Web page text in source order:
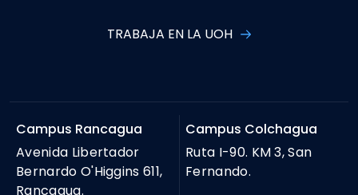
TRABAJA EN LA UOH
Campus Rancagua
Avenida Libertador
Bernardo O'Higgins 611,
Rancagua.
Campus Colchagua
Ruta I-90. KM 3, San
Fernando.